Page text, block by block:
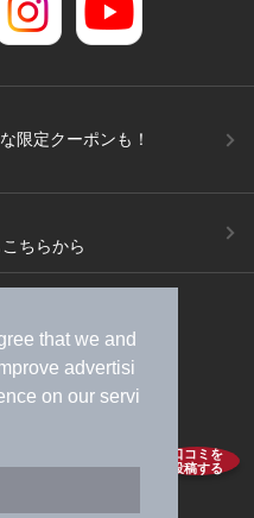
that we and
advertisi
on our servi
口コミを
投稿する
限定クーポンも！
ちらから
広告出稿のご案内
MEMBERS+規約
ヘルプ
採用情報